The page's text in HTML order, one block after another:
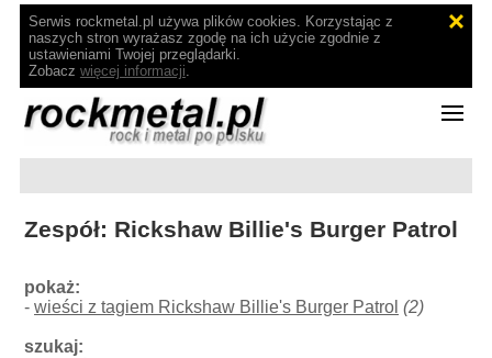
Serwis rockmetal.pl używa plików cookies. Korzystając z
naszych stron wyrażasz zgodę na ich użycie zgodnie z
ustawieniami Twojej przeglądarki.
Zobacz więcej informacji.
Zespół: Rickshaw Billie's Burger Patrol
pokaż:
-wieści z tagiem Rickshaw Billie's Burger Patrol (2)
szukaj: